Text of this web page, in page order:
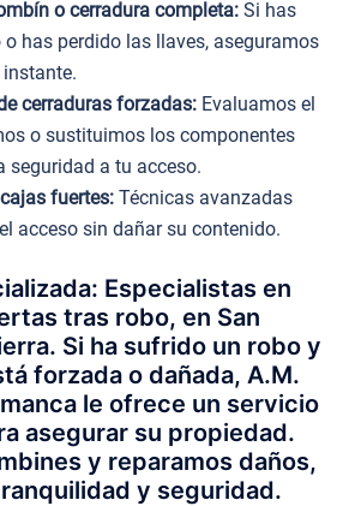
o cerradura completa: Si has
has perdido las llaves, aseguramos
cerraduras forzadas: Evaluamos el
o sustituimos los componentes
seguridad a tu acceso.
fuertes: Técnicas avanzadas
acceso sin dañar su contenido.
Especialistas en
tras robo, en San
Si ha sufrido un robo y
forzada o dañada, A.M.
le ofrece un servicio
asegurar su propiedad.
y reparamos daños,
y seguridad.